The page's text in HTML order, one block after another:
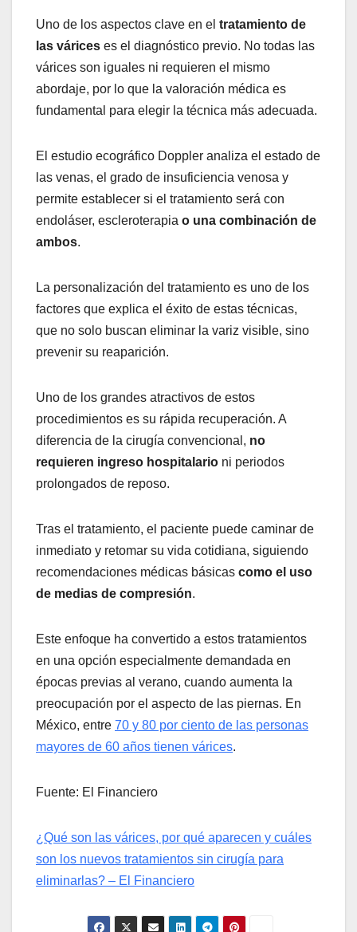
Uno de los aspectos clave en el tratamiento de
las várices es el diagnóstico previo. No todas las
várices son iguales ni requieren el mismo
abordaje, por lo que la valoración médica es
fundamental para elegir la técnica más adecuada.
El estudio ecográfico Doppler analiza el estado de
las venas, el grado de insuficiencia venosa y
permite establecer si el tratamiento será con
endoláser, escleroterapia o una combinación de
ambos.
La personalización del tratamiento es uno de los
factores que explica el éxito de estas técnicas,
que no solo buscan eliminar la variz visible, sino
prevenir su reaparición.
Uno de los grandes atractivos de estos
procedimientos es su rápida recuperación. A
diferencia de la cirugía convencional, no
requieren ingreso hospitalario ni periodos
prolongados de reposo.
Tras el tratamiento, el paciente puede caminar de
inmediato y retomar su vida cotidiana, siguiendo
recomendaciones médicas básicas como el uso
de medias de compresión.
Este enfoque ha convertido a estos tratamientos
en una opción especialmente demandada en
épocas previas al verano, cuando aumenta la
preocupación por el aspecto de las piernas. En
México, entre 70 y 80 por ciento de las personas
mayores de 60 años tienen várices.
Fuente: El Financiero
¿Qué son las várices, por qué aparecen y cuáles
son los nuevos tratamientos sin cirugía para
eliminarlas? – El Financiero